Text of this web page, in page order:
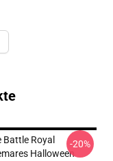
Royal
Halloween
-20%